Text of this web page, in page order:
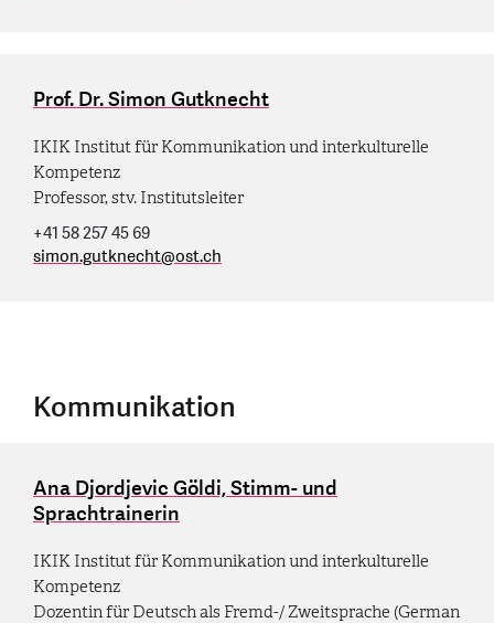
Prof. Dr. Simon Gutknecht
IKIK Institut für Kommunikation und interkulturelle
Kompetenz
Professor, stv. Institutsleiter
+41 58 257 45 69
simon.gutknecht@ost.ch
Kommunikation
Ana Djordjevic Göldi, Stimm- und
Sprachtrainerin
IKIK Institut für Kommunikation und interkulturelle
Kompetenz
Dozentin für Deutsch als Fremd-/ Zweitsprache (German